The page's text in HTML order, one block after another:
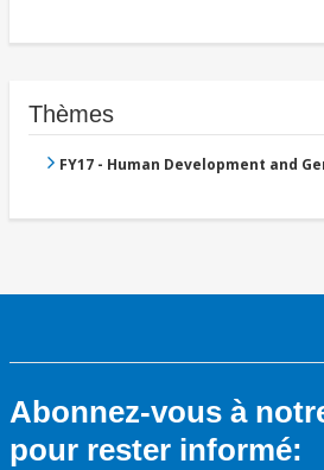
Thèmes
FY17 - Human Development and
Abonnez-vous à
pour rester informé: